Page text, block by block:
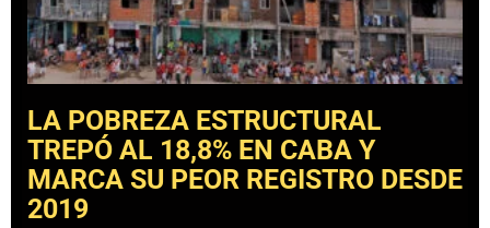
LA POBREZA ESTRUCTURAL
TREPÓ AL 18,8% EN CABA Y
MARCA SU PEOR REGISTRO DESDE
2019